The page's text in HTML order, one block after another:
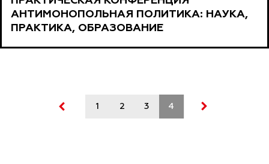
АНТИМОНОПОЛЬНАЯ ПОЛИТИКА: НАУКА,
ПРАКТИКА, ОБРАЗОВАНИЕ
1 2 3 4